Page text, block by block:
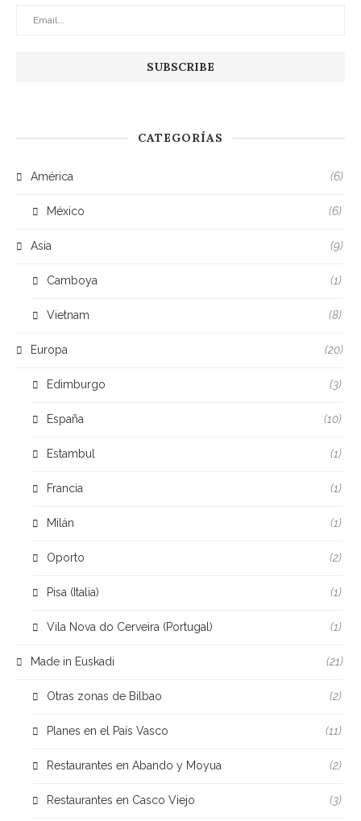
CATEGORÍAS
América (6)
México (6)
Asia (9)
Camboya (1)
Vietnam (8)
Europa (20)
Edimburgo (3)
España (10)
Estambul (1)
Francia (1)
Milán (1)
Oporto (2)
Pisa (Italia) (1)
Vila Nova do Cerveira (Portugal) (1)
Made in Euskadi (21)
Otras zonas de Bilbao (2)
Planes en el País Vasco (11)
Restaurantes en Abando y Moyua (2)
Restaurantes en Casco Viejo (3)